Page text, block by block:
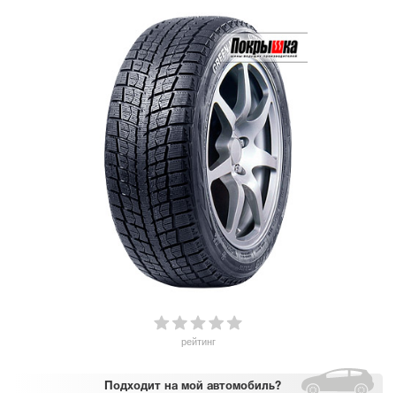
рейтинг
Подходит на мой автомобиль?